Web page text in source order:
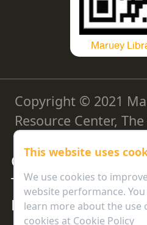
This website uses
We use cookies to improve
website performance. You
learn more about the use
cookies at Cookie Policy
Maruey
Copyright © 2021
Resource Center,
Cookie Policy|
Terms and
Data Request Form